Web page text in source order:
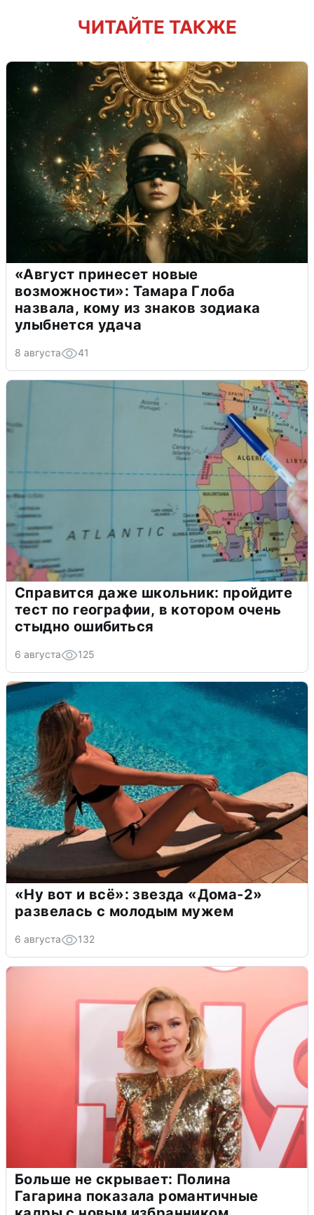
ЧИТАЙТЕ ТАКЖЕ
«Август принесет новые
возможности»: Тамара Глоба
назвала, кому из знаков зодиака
улыбнется удача
8 августа 41
Справится даже школьник: пройдите
тест по географии, в котором очень
стыдно ошибиться
6 августа 125
«Ну вот и всё»: звезда «Дома-2»
развелась с молодым мужем
6 августа 132
Больше не скрывает: Полина
Гагарина показала романтичные